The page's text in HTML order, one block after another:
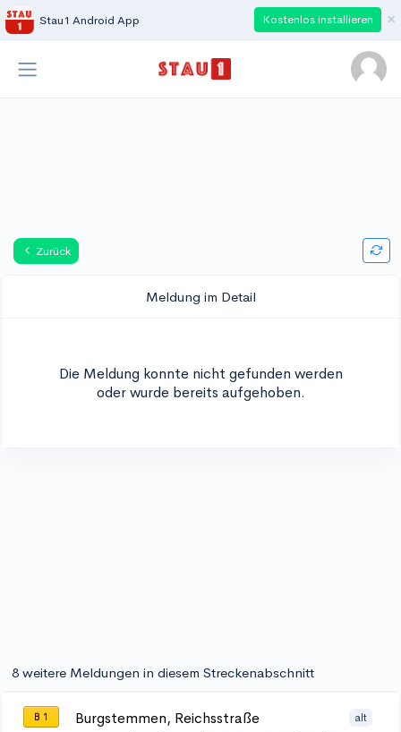
Stau1 Android App Kostenlos installieren ×
Zurück
Meldung im Detail
Die Meldung konnte nicht gefunden werden
oder wurde bereits aufgehoben.
8 weitere Meldungen in diesem Streckenabschnitt
B 1 Burgstemmen, Reichsstraße alt